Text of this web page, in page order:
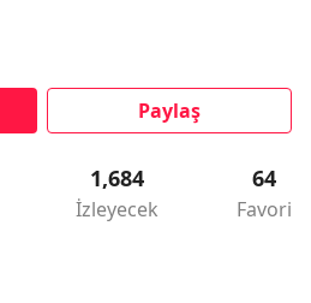
Paylaş
1,684
İzleyecek
64
Favori